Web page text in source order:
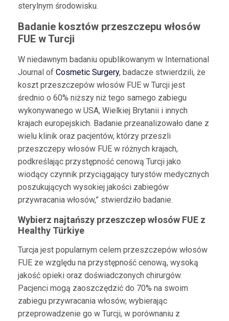
sterylnym środowisku.
Badanie kosztów przeszczepu włosów
FUE w Turcji
W niedawnym badaniu opublikowanym w International
Journal of Cosmetic Surgery, badacze stwierdzili, że
koszt przeszczepów włosów FUE w Turcji jest
średnio o 60% niższy niż tego samego zabiegu
wykonywanego w USA, Wielkiej Brytanii i innych
krajach europejskich. Badanie przeanalizowało dane z
wielu klinik oraz pacjentów, którzy przeszli
przeszczepy włosów FUE w różnych krajach,
podkreślając przystępność cenową Turcji jako
wiodący czynnik przyciągający turystów medycznych
poszukujących wysokiej jakości zabiegów
przywracania włosów,” stwierdziło badanie.
Wybierz najtańszy przeszczep włosów FUE z
Healthy Türkiye
Turcja jest popularnym celem przeszczepów włosów
FUE ze względu na przystępność cenową, wysoką
jakość opieki oraz doświadczonych chirurgów.
Pacjenci mogą zaoszczędzić do 70% na swoim
zabiegu przywracania włosów, wybierając
przeprowadzenie go w Turcji, w porównaniu z